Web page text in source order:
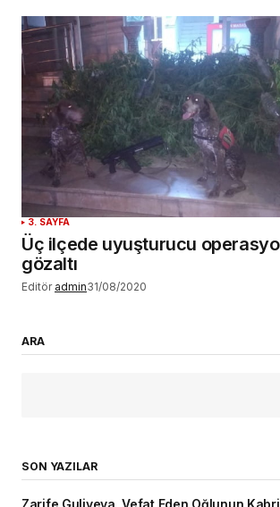
3. SAYFA
Üç ilçede uyuşturucu
gözaltı
Editör admin31/08/2020
ARA
SON YAZILAR